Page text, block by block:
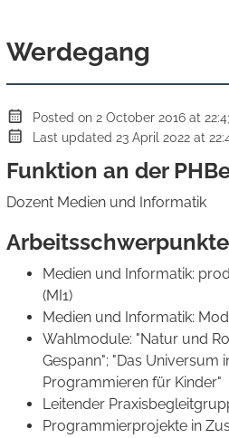
Werdegang
Posted on 2 October 2016 at
Last updated 23 April 2022 at
Funktion an der
Dozent Medien und Informatik
Medien und Informatik:
(MI1)
Medien und Informatik:
Wahlmodule: "Natur und
Gespann"; "Das Universum
Programmieren für Kinder"
Leitender
Programmierprojekte in